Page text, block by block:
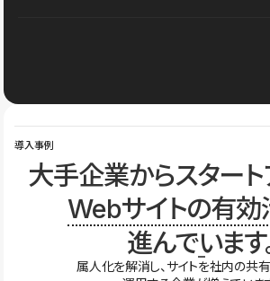
導入事例
大手企業からスタート
Webサイトの有効
進んでいます
属人化を解消し、サイトを社内の共